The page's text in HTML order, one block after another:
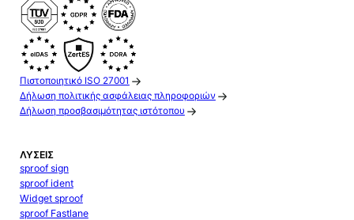
Πιστοποιητικό ISO 27001
Δήλωση πολιτικής ασφάλειας πληροφοριών
Δήλωση προσβασιμότητας ιστότοπου
ΛΎΣΕΙΣ
sproof sign
sproof ident
Widget sproof
sproof Fastlane